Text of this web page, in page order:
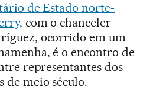
de Estado norte-
com o chanceler
ocorrido em um
é o encontro de
representantes dos
de meio século.